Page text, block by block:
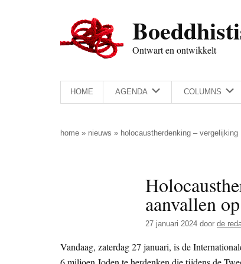
Ontwart en ontwikkelt
HOME AGENDA COLUMNS
home » nieuws » holocaustherdenking –
aanvallen
27 januari 2024 door de
Vandaag, zaterdag 27 januari, is de